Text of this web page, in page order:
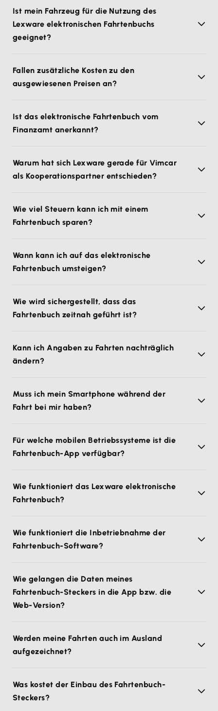
Ist mein Fahrzeug für die Nutzung des
Lexware elektronischen Fahrtenbuchs
geeignet?
Fallen zusätzliche Kosten zu den
ausgewiesenen Preisen an?
Ist das elektronische Fahrtenbuch vom
Finanzamt anerkannt?
Warum hat sich Lexware gerade für Vimcar
als Kooperationspartner entschieden?
Wie viel Steuern kann ich mit einem
Fahrtenbuch sparen?
Wann kann ich auf das elektronische
Fahrtenbuch umsteigen?
Wie wird sichergestellt, dass das
Fahrtenbuch zeitnah geführt ist?
Kann ich Angaben zu Fahrten nachträglich
ändern?
Muss ich mein Smartphone während der
Fahrt bei mir haben?
Für welche mobilen Betriebssysteme ist die
Fahrtenbuch-App verfügbar?
Wie funktioniert das Lexware elektronische
Fahrtenbuch?
Wie funktioniert die Inbetriebnahme der
Fahrtenbuch-Software?
Wie gelangen die Daten meines
Fahrtenbuch-Steckers in die App bzw. die
Web-Version?
Werden meine Fahrten auch im Ausland
aufgezeichnet?
Was kostet der Einbau des Fahrtenbuch-
Steckers?